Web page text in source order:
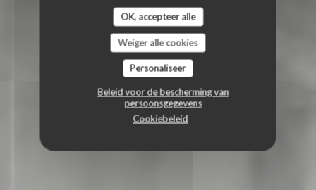
OK, accepteer alle
Weiger alle cookies
Personaliseer
Beleid voor de bescherming van
persoonsgegevens
Cookiebeleid